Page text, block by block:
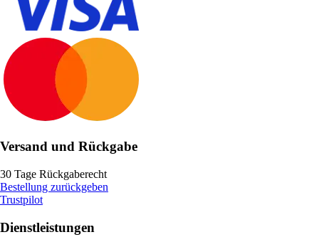
Versand und Rückgabe
30 Tage Rückgaberecht
Bestellung zurückgeben
Trustpilot
Dienstleistungen